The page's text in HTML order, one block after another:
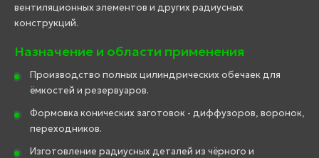
вентиляционных элементов и других радиусных
конструкций.
Назначение и области применения
Производство полных цилиндрических обечаек для
ёмкостей и резервуаров.
Формовка конических заготовок - диффузоров, воронок,
переходников.
Изготовление радиусных деталей из чёрного и